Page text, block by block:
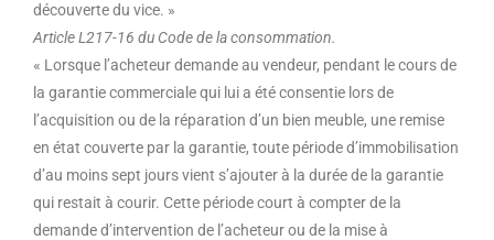
découverte du vice. »
Article L217-16 du Code de la consommation.
« Lorsque l’acheteur demande au vendeur, pendant le cours de
la garantie commerciale qui lui a été consentie lors de
l’acquisition ou de la réparation d’un bien meuble, une remise
en état couverte par la garantie, toute période d’immobilisation
d’au moins sept jours vient s’ajouter à la durée de la garantie
qui restait à courir. Cette période court à compter de la
demande d’intervention de l’acheteur ou de la mise à